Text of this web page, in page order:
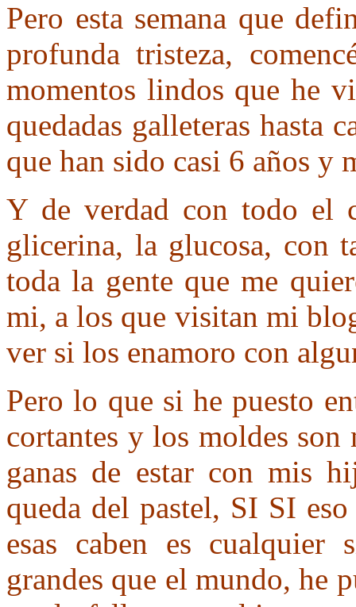
Pero esta semana que
profunda tristeza,
momentos lindos que he
quedadas galleteras hasta
que han sido casi 6 años y
Y de verdad con todo el
glicerina, la glucosa, con
toda la gente que me
mi, a los que visitan mi
ver si los enamoro con
Pero lo que si he puesto
cortantes y los moldes son
ganas de estar con mis
queda del pastel, SI SI
esas caben es
grandes que el mundo, he